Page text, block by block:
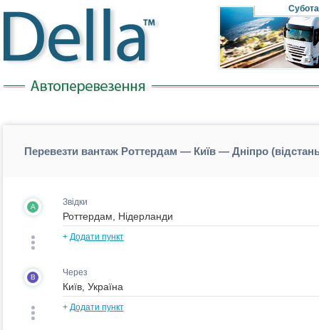
Субота
Перевезти вантаж Роттердам — Київ — Дніпро
A Звідки
+ Додати пункт
B Через
+ Додати пункт